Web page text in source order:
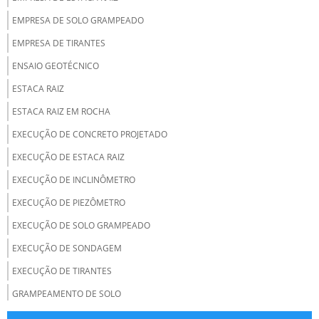
EMPRESA DE SOLO GRAMPEADO
EMPRESA DE TIRANTES
ENSAIO GEOTÉCNICO
ESTACA RAIZ
ESTACA RAIZ EM ROCHA
EXECUÇÃO DE CONCRETO PROJETADO
EXECUÇÃO DE ESTACA RAIZ
EXECUÇÃO DE INCLINÔMETRO
EXECUÇÃO DE PIEZÔMETRO
EXECUÇÃO DE SOLO GRAMPEADO
EXECUÇÃO DE SONDAGEM
EXECUÇÃO DE TIRANTES
GRAMPEAMENTO DE SOLO